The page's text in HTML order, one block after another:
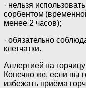
· нельзя
сорбентом
менее 2 часов);
· обязательно
клетчатки.
Аллергией на
Конечно же, если вы
избежать приёма